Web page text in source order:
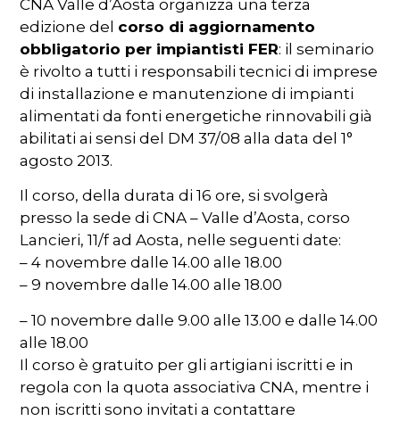
CNA Valle d’Aosta organizza una terza
edizione del corso di aggiornamento
obbligatorio per impiantisti FER: il seminario
è rivolto a tutti i responsabili tecnici di imprese
di installazione e manutenzione di impianti
alimentati da fonti energetiche rinnovabili già
abilitati ai sensi del DM 37/08 alla data del 1°
agosto 2013.
Il corso, della durata di 16 ore, si svolgerà
presso la sede di CNA – Valle d’Aosta, corso
Lancieri, 11/f ad Aosta, nelle seguenti date:
– 4 novembre dalle 14.00 alle 18.00
– 9 novembre dalle 14.00 alle 18.00
– 10 novembre dalle 9.00 alle 13.00 e dalle 14.00
alle 18.00
Il corso è gratuito per gli artigiani iscritti e in
regola con la quota associativa CNA, mentre i
non iscritti sono invitati a contattare